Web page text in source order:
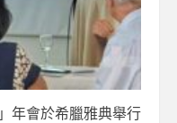
年會於希臘雅典舉行